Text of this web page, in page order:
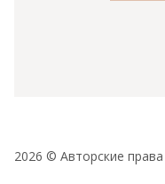
2026 © Авторские